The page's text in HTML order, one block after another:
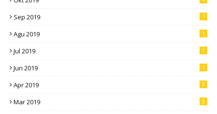
Sep 2019 7
Agu 2019 1
Jul 2019 1
Jun 2019 1
Apr 2019 3
Mar 2019 3